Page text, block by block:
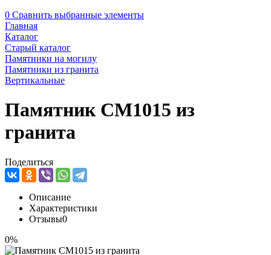
0 Сравнить выбранные элементы
Главная
Каталог
Старый каталог
Памятники на могилу
Памятники из гранита
Вертикальные
Памятник CM1015 из
гранита
Поделиться
Описание
Характеристики
Отзывы0
0%